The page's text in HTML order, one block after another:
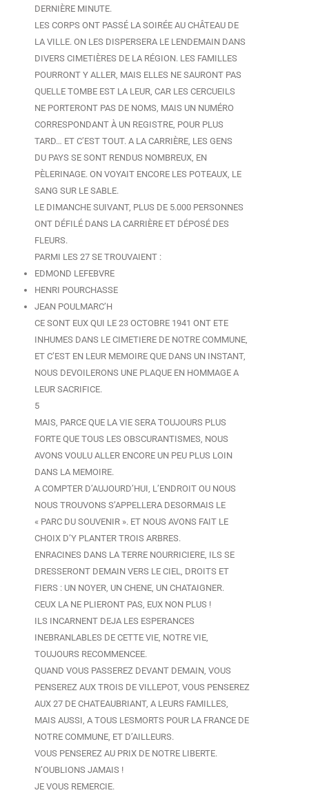
DERNIÈRE MINUTE.
LES CORPS ONT PASSÉ LA SOIRÉE AU CHÂTEAU DE
LA VILLE. ON LES DISPERSERA LE LENDEMAIN DANS
DIVERS CIMETIÈRES DE LA RÉGION. LES FAMILLES
POURRONT Y ALLER, MAIS ELLES NE SAURONT PAS
QUELLE TOMBE EST LA LEUR, CAR LES CERCUEILS
NE PORTERONT PAS DE NOMS, MAIS UN NUMÉRO
CORRESPONDANT À UN REGISTRE, POUR PLUS
TARD… ET C’EST TOUT. A LA CARRIÈRE, LES GENS
DU PAYS SE SONT RENDUS NOMBREUX, EN
PÈLERINAGE. ON VOYAIT ENCORE LES POTEAUX, LE
SANG SUR LE SABLE.
LE DIMANCHE SUIVANT, PLUS DE 5.000 PERSONNES
ONT DÉFILÉ DANS LA CARRIÈRE ET DÉPOSÉ DES
FLEURS.
PARMI LES 27 SE TROUVAIENT :
EDMOND LEFEBVRE
HENRI POURCHASSE
JEAN POULMARC’H
CE SONT EUX QUI LE 23 OCTOBRE 1941 ONT ETE
INHUMES DANS LE CIMETIERE DE NOTRE COMMUNE,
ET C’EST EN LEUR MEMOIRE QUE DANS UN INSTANT,
NOUS DEVOILERONS UNE PLAQUE EN HOMMAGE A
LEUR SACRIFICE.
5
MAIS, PARCE QUE LA VIE SERA TOUJOURS PLUS
FORTE QUE TOUS LES OBSCURANTISMES, NOUS
AVONS VOULU ALLER ENCORE UN PEU PLUS LOIN
DANS LA MEMOIRE.
A COMPTER D’AUJOURD’HUI, L’ENDROIT OU NOUS
NOUS TROUVONS S’APPELLERA DESORMAIS LE
« PARC DU SOUVENIR ». ET NOUS AVONS FAIT LE
CHOIX D’Y PLANTER TROIS ARBRES.
ENRACINES DANS LA TERRE NOURRICIERE, ILS SE
DRESSERONT DEMAIN VERS LE CIEL, DROITS ET
FIERS : UN NOYER, UN CHENE, UN CHATAIGNER.
CEUX LA NE PLIERONT PAS, EUX NON PLUS !
ILS INCARNENT DEJA LES ESPERANCES
INEBRANLABLES DE CETTE VIE, NOTRE VIE,
TOUJOURS RECOMMENCEE.
QUAND VOUS PASSEREZ DEVANT DEMAIN, VOUS
PENSEREZ AUX TROIS DE VILLEPOT, VOUS PENSEREZ
AUX 27 DE CHATEAUBRIANT, A LEURS FAMILLES,
MAIS AUSSI, A TOUS LESMORTS POUR LA FRANCE DE
NOTRE COMMUNE, ET D’AILLEURS.
VOUS PENSEREZ AU PRIX DE NOTRE LIBERTE.
N’OUBLIONS JAMAIS !
JE VOUS REMERCIE.